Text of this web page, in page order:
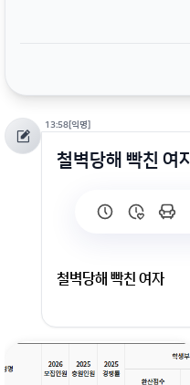
13:58[익명]
철벽당해 빡친 여
철벽당해 빡친 여자
회원가입 혹은 광고 [X]